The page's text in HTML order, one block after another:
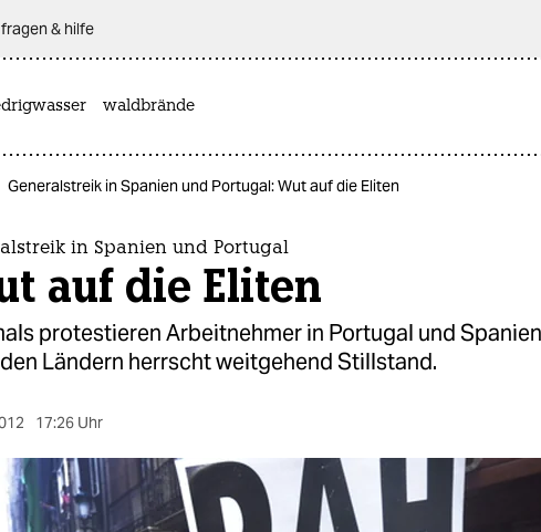
fragen & hilfe
waldbrände
Generalstreik in Spanien und Portugal: Wut auf die Eliten
in Spanien und Portugal
auf die Eliten
protestieren Arbeitnehmer in Portugal und
Ländern herrscht weitgehend Stillstand.
17:26 Uhr